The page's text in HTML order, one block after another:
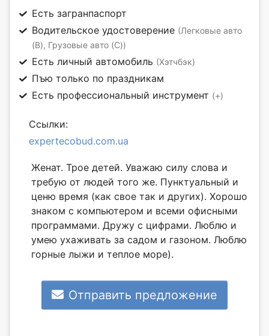
Есть загранпаспорт
Водительское удостоверение (Легковые авто
(B), Грузовые авто (C))
Есть личный автомобиль (Хэтчбэк)
Пъю только по праздникам
Есть профессиональный инструмент (+)
Ссылки:
expertecobud.com.ua
Женат. Трое детей. Уважаю силу слова и
требую от людей того же. Пунктуальный и
ценю время (как свое так и других). Хорошо
знаком с компьютером и всеми офисными
программами. Дружу с цифрами. Люблю и
умею ухаживать за садом и газоном. Люблю
горные лыжи и теплое море).
Отправить предложение